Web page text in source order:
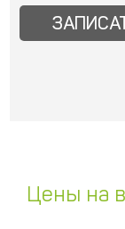
Цены на